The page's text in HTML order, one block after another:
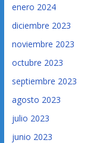
enero 2024
diciembre 2023
noviembre 2023
octubre 2023
septiembre 2023
agosto 2023
julio 2023
junio 2023